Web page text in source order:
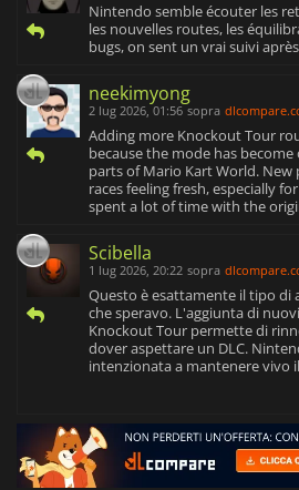
Nintendo semble écouter les
les nouvelles routes, les
bugs, on sent un vrai suivi
neekimyong
2 lug 2026, 01:56 sopra
Adding more Knockout Tour
because the mode has
parts of Mario Kart World.
races feeling fresh, especially
spent a lot of time with the
Scibella
1 lug 2026, 20:22 sopra
Questo è esattamente il tipo
che speravo. L'aggiunta di
Knockout Tour permette di
dover aspettare un DLC.
intenzionata a mantenere vivo